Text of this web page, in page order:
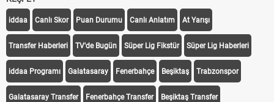
iddaa Canlı Skor Puan Durumu Canlı Anlatım At Yarışı
Transfer Haberleri TV'de Bugün Süper Lig Fikstür Süper Lig Haberleri
iddaa Programı Galatasaray Fenerbahçe Beşiktaş Trabzonspor
Galatasaray Transfer Fenerbahçe Transfer Beşiktaş Transfer